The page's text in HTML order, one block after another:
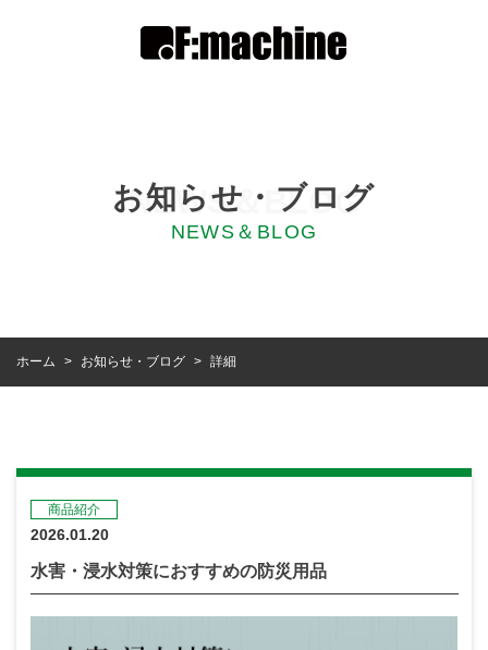
お知らせ・ブログ
NEWS＆BLOG
NEWS＆BLOG
ホーム > お知らせ・ブログ > 詳細
商品紹介
2026.01.20
水害・浸水対策におすすめの防災用品